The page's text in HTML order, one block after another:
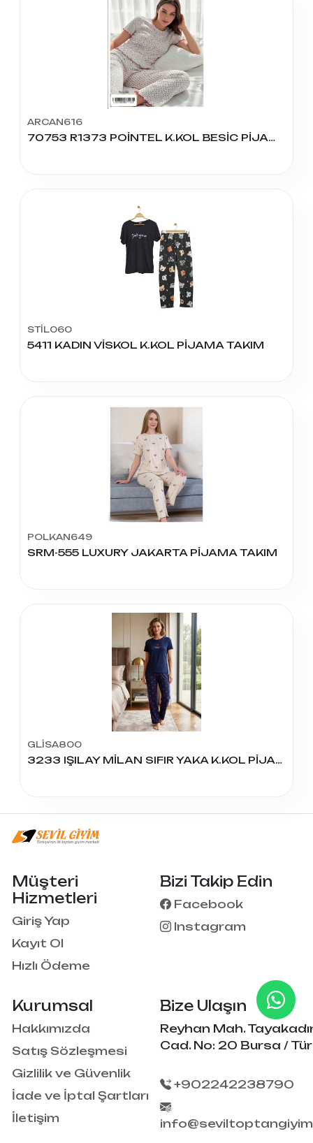
ARCAN616
70753 R1373 POİNTEL K.KOL BESİC PİJAMA TAKIM
STİL060
5411 KADIN VİSKOL K.KOL PİJAMA TAKIM
POLKAN649
SRM-555 LUXURY JAKARTA PİJAMA TAKIM
GLİSA800
3233 IŞILAY MİLAN SIFIR YAKA K.KOL PİJAMA TAKIM
Kurumsal
Hakkımızda
Satış Sözleşmesi
Gizlilik ve Güvenlik
İade ve İptal Şartları
İletişim
Müşteri
Hizmetleri
Giriş Yap
Kayıt Ol
Hızlı Ödeme
Bizi Takip Edin
Facebook
Instagram
Bize Ulaşın
Reyhan Mah.
Cad. No: 20 Bursa /
+902242238790